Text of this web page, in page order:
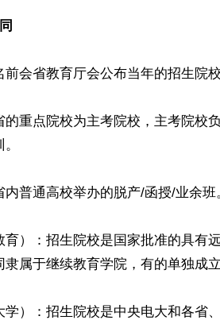
会省教育厅会公布当年的招生院校
的重点院校为主考院校，主考院校
普通高校举办的脱产/函授/业余班
育）：招生院校是国家批准的具有
属于继续教育学院，有的单独成
学）：招生院校是中央电大和各省